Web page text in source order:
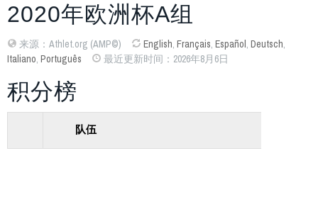
2020年欧洲杯A组
来源：Athlet.org (AMP©) English, Français, Español, Deutsch,
Italiano, Português 最近更新时间：2026年8月6日
积分榜
队伍